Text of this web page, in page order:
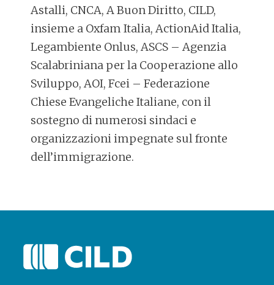
Astalli, CNCA, A Buon Diritto, CILD,
insieme a Oxfam Italia, ActionAid Italia,
Legambiente Onlus, ASCS – Agenzia
Scalabriniana per la Cooperazione allo
Sviluppo, AOI, Fcei – Federazione
Chiese Evangeliche Italiane, con il
sostegno di numerosi sindaci e
organizzazioni impegnate sul fronte
dell’immigrazione.
POST